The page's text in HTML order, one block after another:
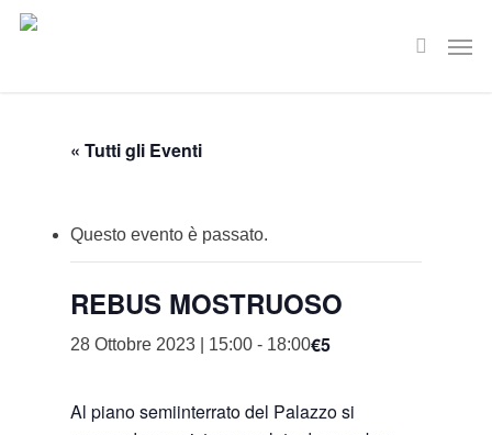
Skip
search
« Tutti gli Eventi
Questo evento è passato.
REBUS MOSTRUOSO
28 Ottobre 2023 | 15:00 - 18:00€5
Al piano semiinterrato del Palazzo si